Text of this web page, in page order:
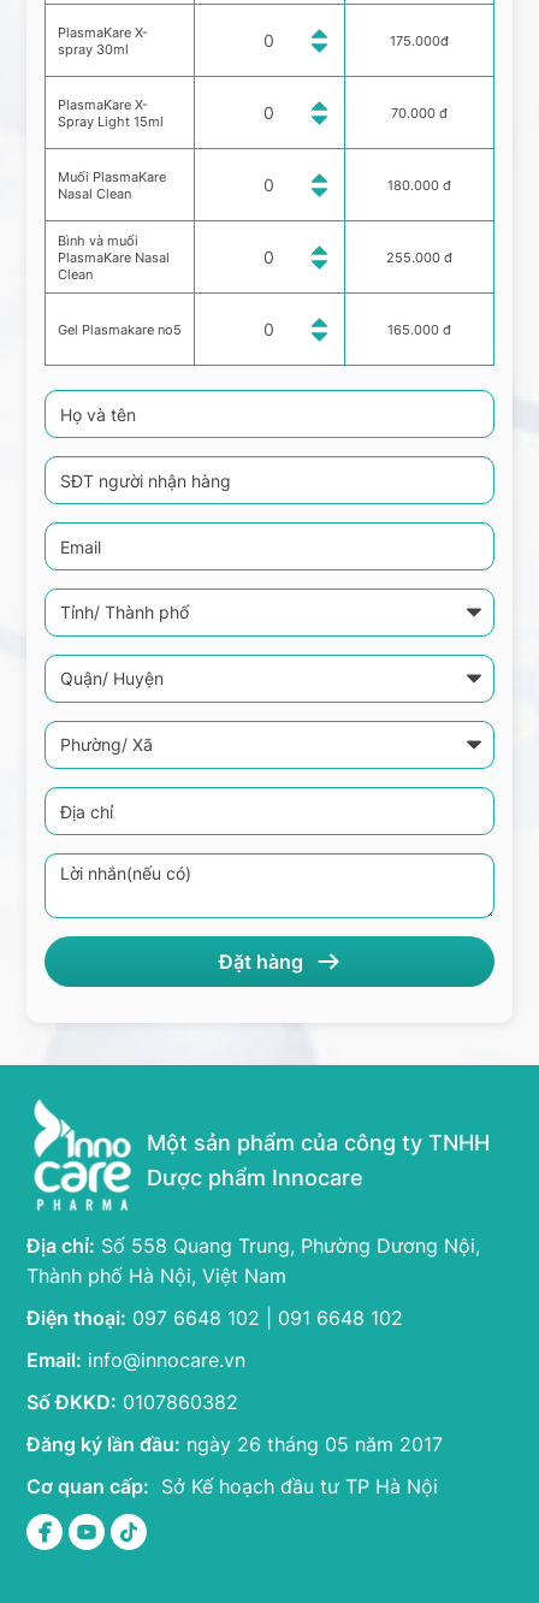
PlasmaKare X-
spray 30ml
PlasmaKare X-
Spray Light 15ml
Muối PlasmaKare
Nasal Clean
Bình và muối
PlasmaKare Nasal
Clean
Gel Plasmakare no5
175.000đ
70.000 đ
180.000 đ
255.000 đ
165.000 đ
Một sản phẩm của công ty TNHH
Dược phẩm Innocare
Địa chỉ: Số 558 Quang Trung, Phường Dương Nội,
Thành phố Hà Nội, Việt Nam
Điện thoại: 097 6648 102 | 091 6648 102
Email: info@innocare.vn
Số ĐKKD: 0107860382
Đăng ký lần đầu: ngày 26 tháng 05 năm 2017
Cơ quan cấp: Sở Kế hoạch đầu tư TP Hà Nội